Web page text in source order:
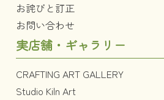
お詫びと訂正
お問い合わせ
実店舗・ギャラリー
CRAFTING ART GALLERY
Studio Kiln Art